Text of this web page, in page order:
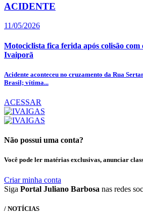
ACIDENTE
11/05/2026
Motociclista fica ferida após colisão
Ivaiporã
Acidente aconteceu no cruzamento da Rua
Brasil; vítima...
ACESSAR
Não possui uma conta?
Você pode ler matérias exclusivas, anunciar
Criar minha conta
Siga Portal Juliano Barbosa nas redes
/ NOTÍCIAS